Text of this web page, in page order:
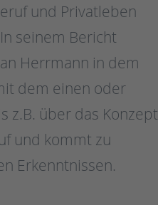
und Privatleben
seinem Bericht
Herrmann in dem
dem einen oder
z.B. über das Konzept
und kommt zu
Erkenntnissen.